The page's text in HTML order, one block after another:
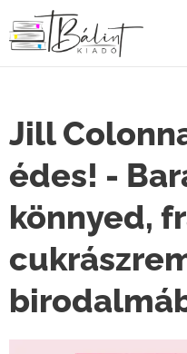
Jill
édes! -
könnyed,